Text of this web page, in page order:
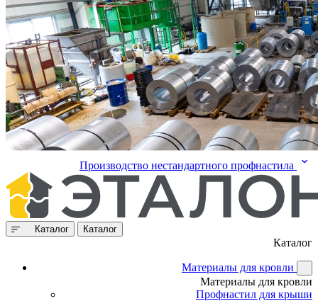
Производство нестандартного профнастила
Каталог Каталог
Каталог
Материалы для кровли
Материалы для кровли
Профнастил для крыши